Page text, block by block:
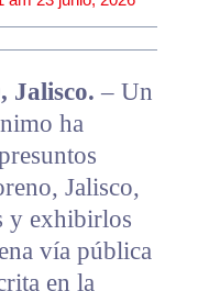
Jalisco. – Un
ha
Jalisco,
y exhibirlos
vía pública
en la